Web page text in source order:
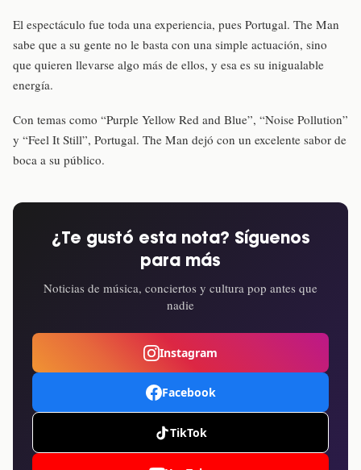
El espectáculo fue toda una experiencia, pues Portugal. The Man
sabe que a su gente no le basta con una simple actuación, sino
que quieren llevarse algo más de ellos, y esa es su inigualable
energía.
Con temas como “Purple Yellow Red and Blue”, “Noise Pollution”
y “Feel It Still”, Portugal. The Man dejó con un excelente sabor de
boca a su público.
¿Te gustó esta nota? Síguenos
para más
Noticias de música, conciertos y cultura pop antes que
nadie
Instagram
Facebook
TikTok